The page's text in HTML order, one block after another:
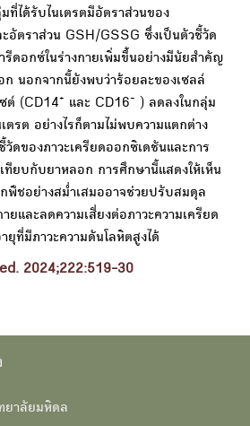
ได้รับไนเตรตมีอัตราส่วนของ
อัตราส่วน GSH/GSSG ซึ่งเป็นตัวชี้วัด
ดอกซ์ในร่างกายเพิ่มขึ้นอย่างมีนัยสำคัญ
นอกจากนี้ยังพบว่าร้อยละของเซลล์
ซต์ (CD14+ และ CD16-
) ลดลงในกลุ่ม
ตรต อย่างไรก็ตามไม่พบความแตกต่าง
ดของภาวะเครียดออกซิเดชันและการ
ทียบกับยาหลอก การศึกษานี้แสดงให้เห็น
กพืชอย่างสม่ำเสมออาจช่วยปรับสมดุล
ยและลดความเสี่ยงต่อภาวะความเครียด
ยุที่มีภาวะความดันโลหิตสูงได้
2024;222:519-30
ยาลัยมหิดล